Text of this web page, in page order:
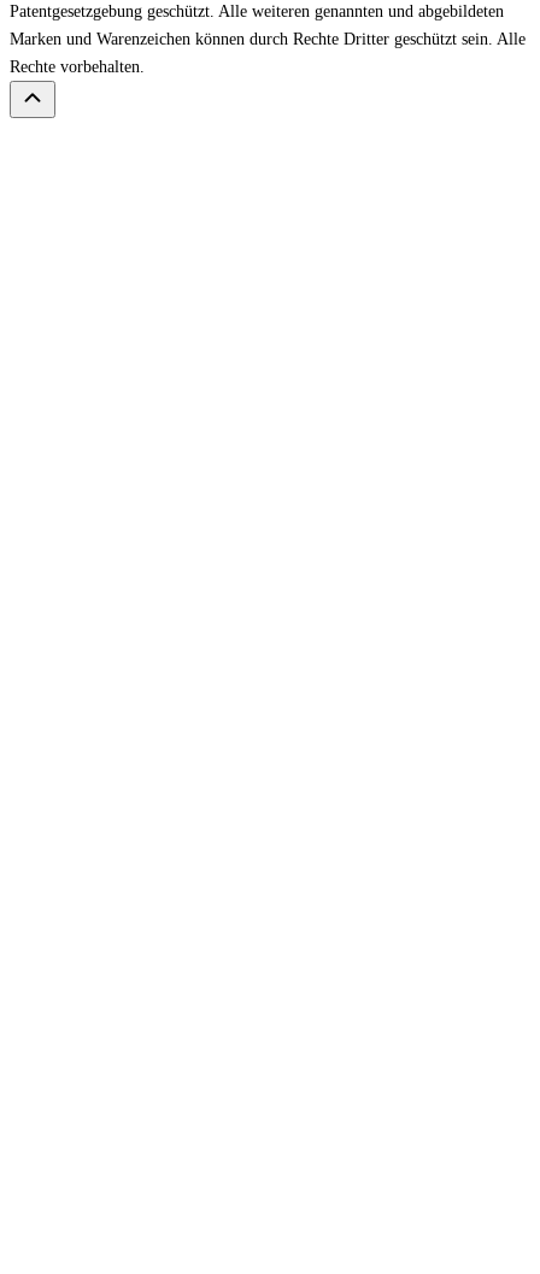
Patentgesetzgebung geschützt. Alle weiteren genannten und abgebildeten
Marken und Warenzeichen können durch Rechte Dritter geschützt sein. Alle
Rechte vorbehalten.